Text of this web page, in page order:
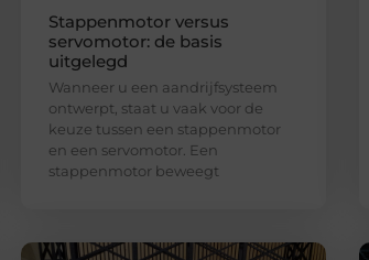
Stappenmotor versus
servomotor: de basis
uitgelegd
Wanneer u een aandrijfsysteem
ontwerpt, staat u vaak voor de
keuze tussen een stappenmotor
en een servomotor. Een
stappenmotor beweegt